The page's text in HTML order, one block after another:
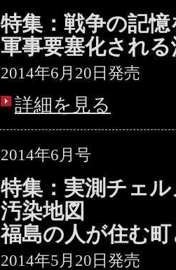
特集：戦争の記
軍事要塞化される
2014年6月20日発売
詳細を見る
2014年6月号
特集：実測チェ
汚染地図
福島の人が住む
2014年5月20日発売